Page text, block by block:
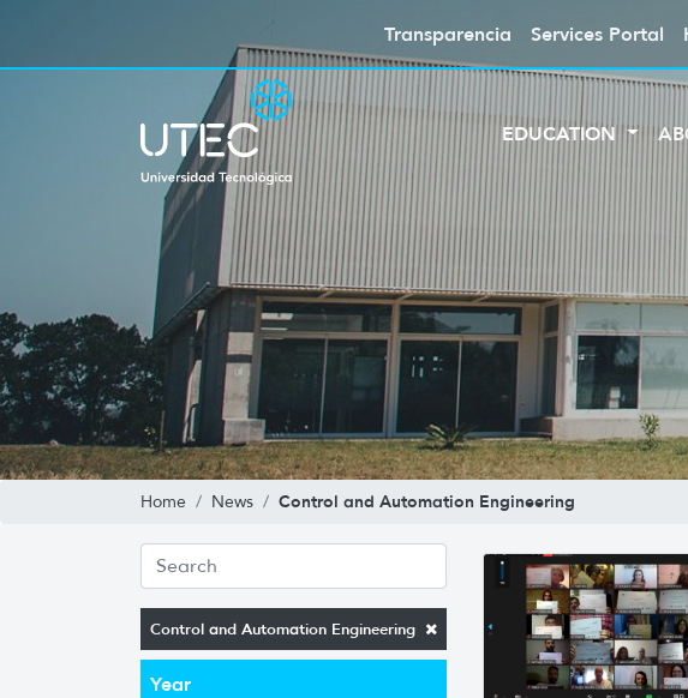
Transparencia Services Portal
EDUCATION
Home News Control and Automation Engineering
Control and Automation Engineering
Year